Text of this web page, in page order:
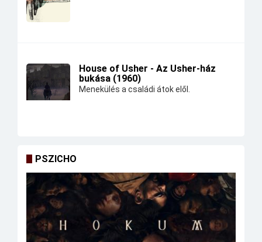
House of Usher - Az Usher-ház
bukása (1960)
Menekülés a családi átok elől.
PSZICHO